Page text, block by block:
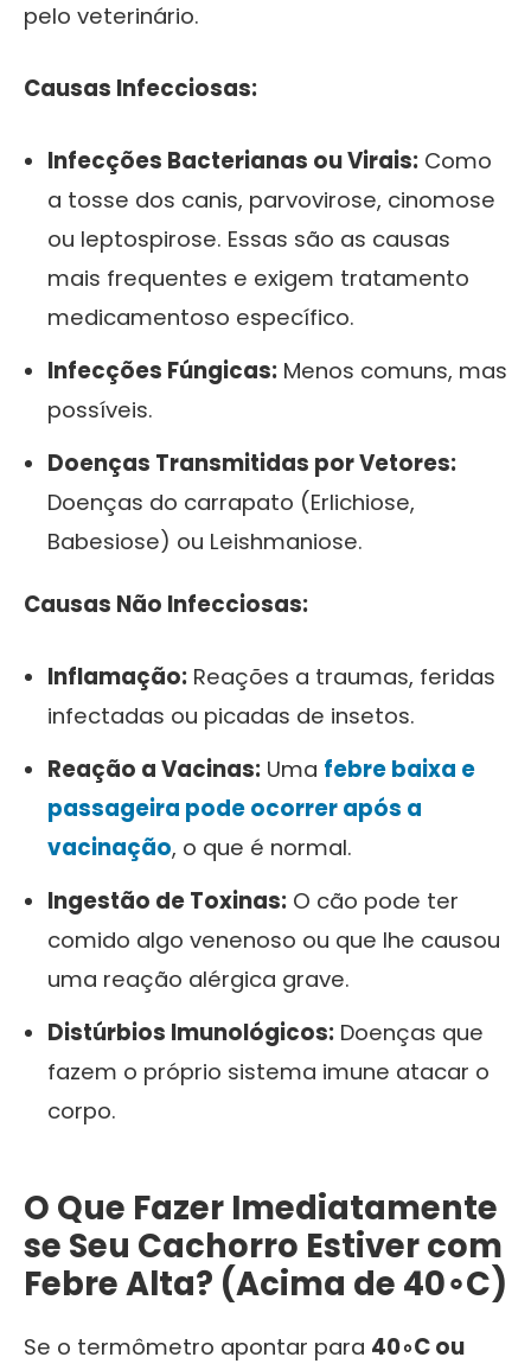
pelo veterinário.
Causas Infecciosas:
Infecções Bacterianas ou Virais: Como
a tosse dos canis, parvovirose, cinomose
ou leptospirose. Essas são as causas
mais frequentes e exigem tratamento
medicamentoso específico.
Infecções Fúngicas: Menos comuns, mas
possíveis.
Doenças Transmitidas por Vetores:
Doenças do carrapato (Erlichiose,
Babesiose) ou Leishmaniose.
Causas Não Infecciosas:
Inflamação: Reações a traumas, feridas
infectadas ou picadas de insetos.
Reação a Vacinas: Uma febre baixa e
passageira pode ocorrer após a
vacinação, o que é normal.
Ingestão de Toxinas: O cão pode ter
comido algo venenoso ou que lhe causou
uma reação alérgica grave.
Distúrbios Imunológicos: Doenças que
fazem o próprio sistema imune atacar o
corpo.
O Que Fazer Imediatamente
se Seu Cachorro Estiver com
Febre Alta? (Acima de 40∘C)
Se o termômetro apontar para 40∘C ou